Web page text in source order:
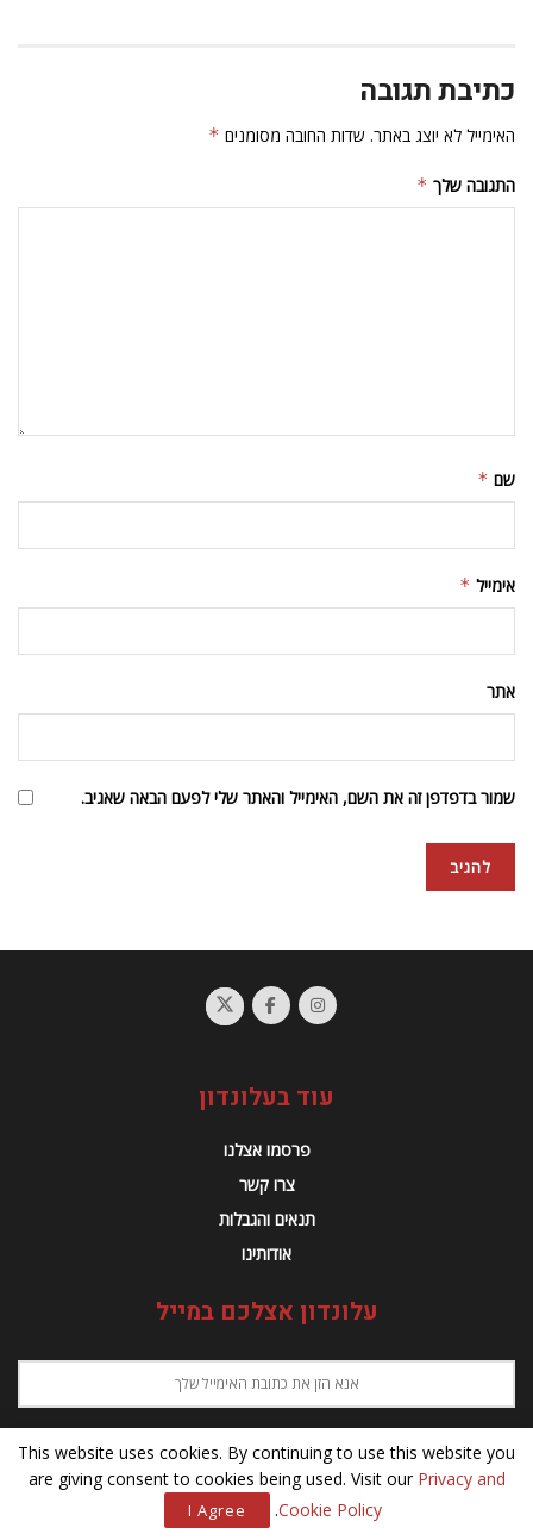
כתיבת תגובה
האימייל לא יוצג באתר. שדות החובה מסומנים *
התגובה שלך *
שם *
אימייל *
אתר
שמור בדפדפן זה את השם, האימייל והאתר שלי לפעם הבאה שאגיב.
עוד בעלונדון
פרסמו אצלנו
צרו קשר
תנאים והגבלות
אודותינו
עלונדון אצלכם במייל
הבנתי ואני מקבל/ת את תנאי השימוש ומדיניות הפרטיות באתר לקבלת
דיוור ישיר מאתר עלונדון.
This website uses cookies. By continuing to use this website you
are giving consent to cookies being used. Visit our Privacy and
Cookie Policy
.
I Agree